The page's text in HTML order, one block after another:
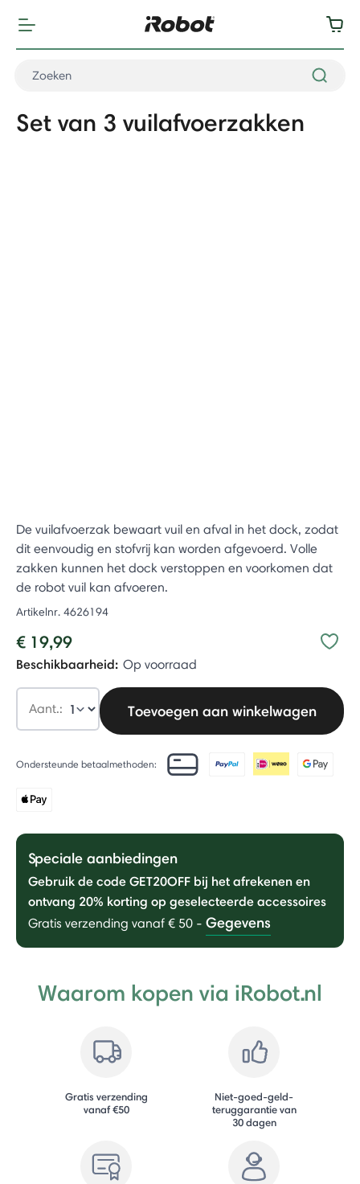
Set van 3 vuilafvoerzakken
De vuilafvoerzak bewaart vuil en afval in het dock, zodat
dit eenvoudig en stofvrij kan worden afgevoerd. Volle
zakken kunnen het dock verstoppen en voorkomen dat
de robot vuil kan afvoeren.
Artikelnr. 4626194
€ 19,99
Beschikbaarheid: Op voorraad
Aant.: Toevoegen aan winkelwagen
Ondersteunde betaalmethoden:
Speciale aanbiedingen
Gebruik de code GET20OFF bij het afrekenen en
ontvang 20% ​​korting op geselecteerde accessoires
Gratis verzending vanaf € 50 - Gegevens
Waarom kopen via iRobot.nl
Gratis verzending
vanaf €50
Niet-goed-geld-
teruggarantie van
30 dagen